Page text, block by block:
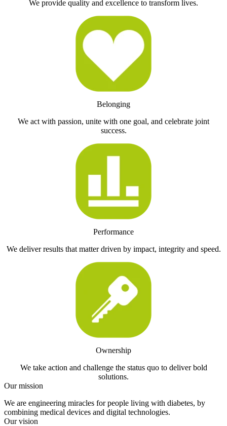
We provide quality and excellence to transform lives.
Belonging
We act with passion, unite with one goal, and celebrate joint
success.
Performance
We deliver results that matter driven by impact, integrity and speed.
Ownership
We take action and challenge the status quo to deliver bold
solutions.
Our mission
We are engineering miracles for people living with diabetes, by
combining medical devices and digital technologies.
Our vision